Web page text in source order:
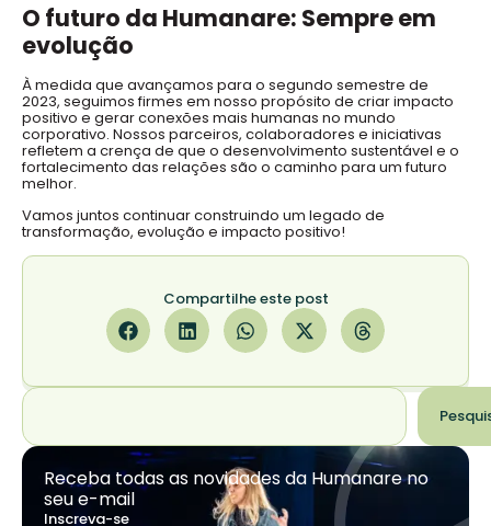
O futuro da Humanare: Sempre em
evolução
À medida que avançamos para o segundo semestre de
2023, seguimos firmes em nosso propósito de criar impacto
positivo e gerar conexões mais humanas no mundo
corporativo. Nossos parceiros, colaboradores e iniciativas
refletem a crença de que o desenvolvimento sustentável e o
fortalecimento das relações são o caminho para um futuro
melhor.
Vamos juntos continuar construindo um legado de
transformação, evolução e impacto positivo!
Compartilhe este post
Receba todas as novidades da Humanare no
seu e-mail
Inscreva-se